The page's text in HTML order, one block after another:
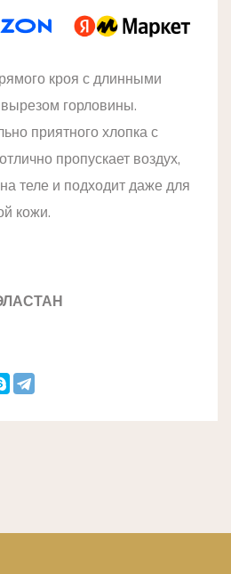
кроя с длинными
горловины.
приятного хлопка с
пропускает воздух,
теле и подходит даже для
кожи.